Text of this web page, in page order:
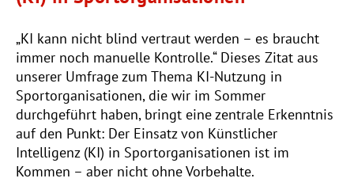
Beratungsangebot Online-Moderation und Zusammenarbeit
Digitale Barrierefreiheit
Satzungscheck
Website-Check
Krisen-PR
Coaching
Vorstand
Team
Mitgliedsverbände
Stellenangebote
Schutz vor interpersonaler Gewalt
AGB
Barrierefreiheit
Datenschutz
Impressum
Kontakt
FAQ
„KI kann nicht blind vertraut werden – es braucht
immer noch manuelle Kontrolle.“ Dieses Zitat aus
unserer Umfrage zum Thema KI-Nutzung in
Sportorganisationen, die wir im Sommer
durchgeführt haben, bringt eine zentrale Erkenntnis
auf den Punkt: Der Einsatz von Künstlicher
Intelligenz (KI) in Sportorganisationen ist im
Kommen – aber nicht ohne Vorbehalte.